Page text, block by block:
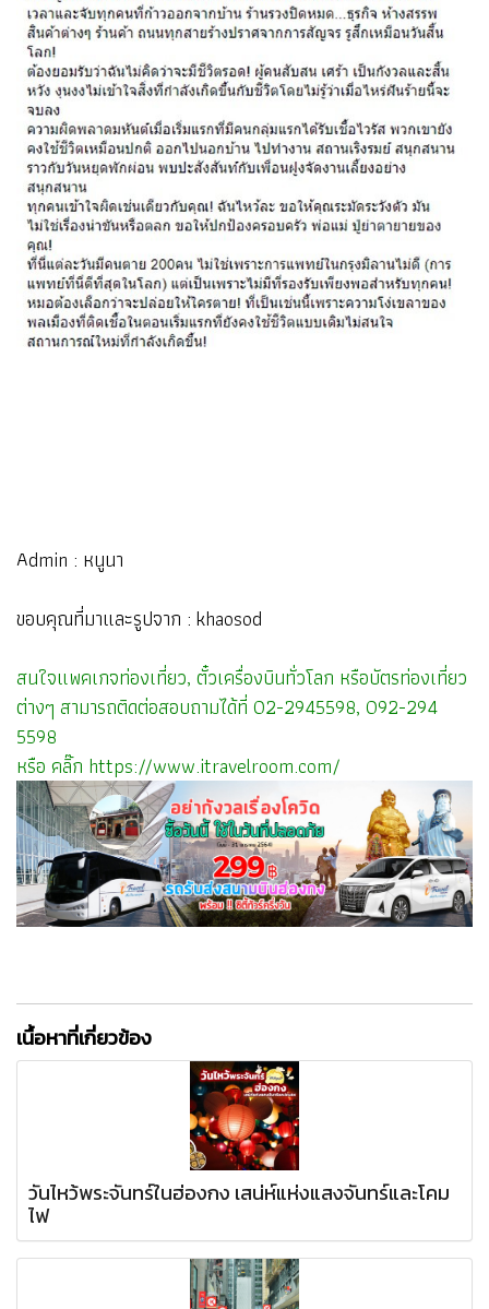
Admin : หนูนา
ขอบคุณที่มาและรูปจาก : khaosod
สนใจแพคเกจท่องเที่ยว, ตั๋วเครื่องบินทั่วโลก หรือบัตรท่องเที่ยว
ต่างๆ สามารถติดต่อสอบถามได้ที่ 02-2945598, 092-294
5598
หรือ คลิ๊ก https://www.itravelroom.com/
เนื้อหาที่เกี่ยวข้อง
วันไหว้พระจันทร์ในฮ่องกง เสน่ห์แห่งแสงจันทร์และโคม
ไฟ